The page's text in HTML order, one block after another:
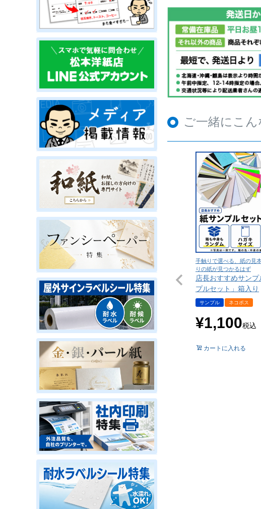
ご一緒にこ
手触りで選べる、紙の見
りの紙が見つかるはず
店長おすすめサン
プルセット」箱入り
サンプル ネコポス
¥1,100税込
カートに入れる